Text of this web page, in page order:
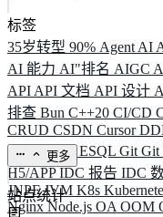
标签
35岁转型 90% Agent AI
AI 能力 AI"排名 AIGC
API API 文档 API 设计
排查 Bun C++20 CI/CD
CRUD CSDN Cursor
ELK ElysiaESQL Git Git
H5/APPIDC 报告 IDC
JNPFJVM K8s
NginxNode.js OA OOM
更多
站点统计